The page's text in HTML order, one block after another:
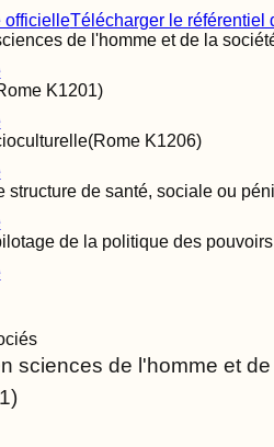
officielleTélécharger le référentiel
de l'homme et de la
K1201)
(Rome K1206)
structure de santé, sociale ou
de la politique des
sciences de l'homme et
)